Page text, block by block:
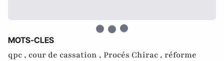
MOTS-CLES
qpc , cour de cassation , Procés Chirac , réforme